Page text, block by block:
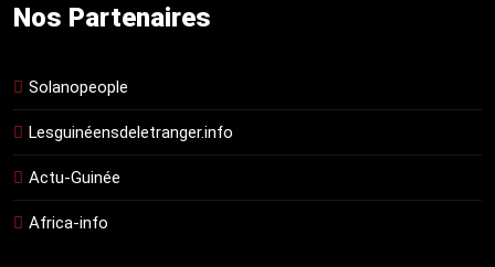
Nos Partenaires
Solanopeople
Lesguinéensdeletranger.info
Actu-Guinée
Africa-info